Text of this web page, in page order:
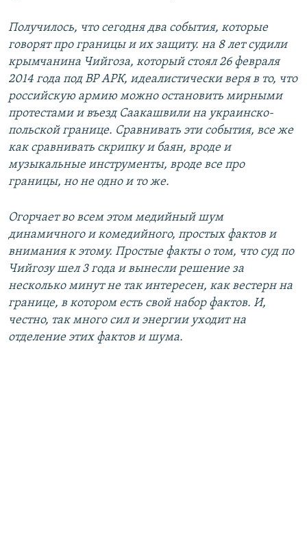
Получилось, что сегодня два события, которые
говорят про границы и их защиту. на 8 лет судили
крымчанина Чийгоза, который стоял 26 февраля
2014 года под ВР АРК, идеалистически веря в то, что
российскую армию можно остановить мирными
протестами и въезд Саакашвили на украинско-
польской границе. Сравнивать эти события, все же
как сравнивать скрипку и баян, вроде и
музыкальные инструменты, вроде все про
границы, но не одно и то же.
Огорчает во всем этом медийный шум
динамичного и комедийного, простых фактов и
внимания к этому. Простые факты о том, что суд по
Чийгозу шел 3 года и вынесли решение за
несколько минут не так интересен, как вестерн на
границе, в котором есть свой набор фактов. И,
честно, так много сил и энергии уходит на
отделение этих фактов и шума.